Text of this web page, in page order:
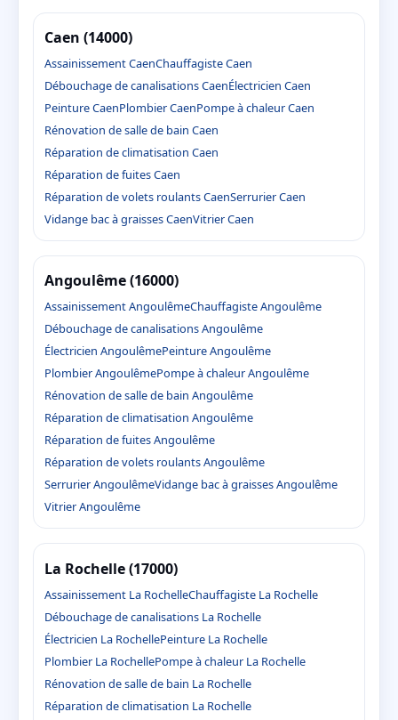
Caen (14000)
Assainissement CaenChauffagiste Caen
Débouchage de canalisations CaenÉlectricien Caen
Peinture CaenPlombier CaenPompe à chaleur Caen
Rénovation de salle de bain Caen
Réparation de climatisation Caen
Réparation de fuites Caen
Réparation de volets roulants CaenSerrurier Caen
Vidange bac à graisses CaenVitrier Caen
Angoulême (16000)
Assainissement AngoulêmeChauffagiste Angoulême
Débouchage de canalisations Angoulême
Électricien AngoulêmePeinture Angoulême
Plombier AngoulêmePompe à chaleur Angoulême
Rénovation de salle de bain Angoulême
Réparation de climatisation Angoulême
Réparation de fuites Angoulême
Réparation de volets roulants Angoulême
Serrurier AngoulêmeVidange bac à graisses Angoulême
Vitrier Angoulême
La Rochelle (17000)
Assainissement La RochelleChauffagiste La Rochelle
Débouchage de canalisations La Rochelle
Électricien La RochellePeinture La Rochelle
Plombier La RochellePompe à chaleur La Rochelle
Rénovation de salle de bain La Rochelle
Réparation de climatisation La Rochelle